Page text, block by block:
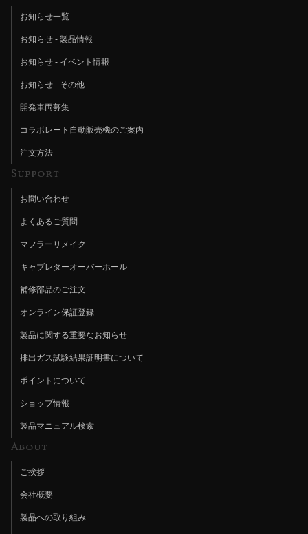
お知らせ一覧
お知らせ - 製品情報
お知らせ - イベント情報
お知らせ - その他
開発車両募集
コラボレート自動販売機のご案内
注文方法
Support
お問い合わせ
よくあるご質問
マフラーリメイク
キャブレターオーバーホール
補修部品のご注文
オンライン保証登録
製品に関する重要なお知らせ
排出ガス試験結果証明書について
ポイントについて
ショップ情報
製品マニュアル検索
About
ご挨拶
会社概要
製品への取り組み